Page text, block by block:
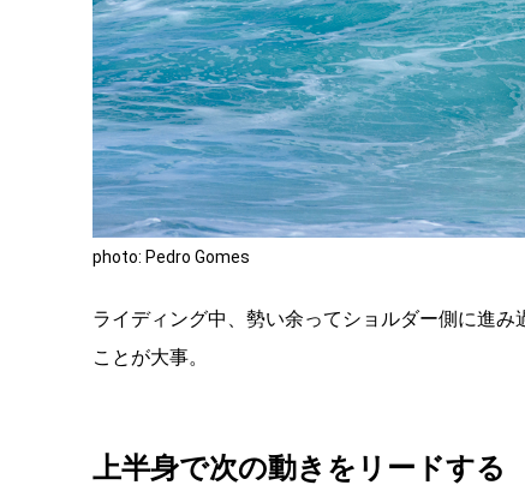
photo: Pedro Gomes
ライディング中、勢い余ってショルダー側に進
ことが大事。
上半身で次の動きをリードする